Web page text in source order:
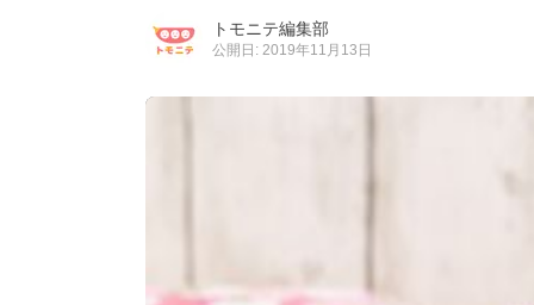
トモニテ編集部
公開日: 2019年11月13日